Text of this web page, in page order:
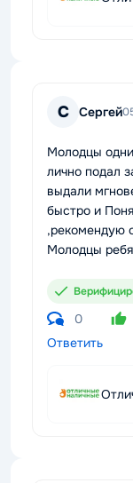
С Сергей
Молодцы
лично подал
выдали
быстро и
,рекомендую
Молодцы
0
Ответить